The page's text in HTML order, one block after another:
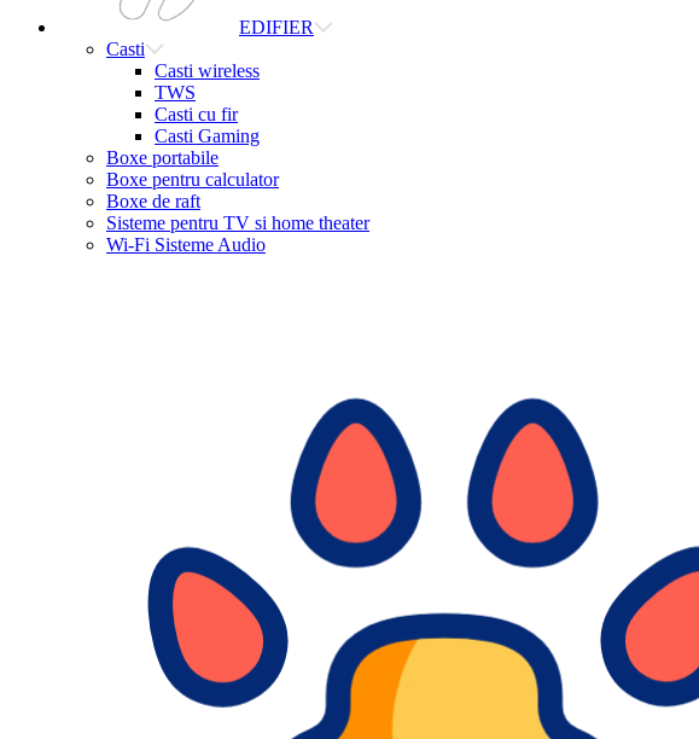
EDIFIER
Casti
Casti wireless
TWS
Casti cu fir
Casti Gaming
Boxe portabile
Boxe pentru calculator
Boxe de raft
Sisteme pentru TV si home theater
Wi-Fi Sisteme Audio